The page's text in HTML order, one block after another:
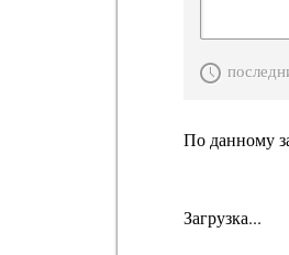
По данному
Загрузка...